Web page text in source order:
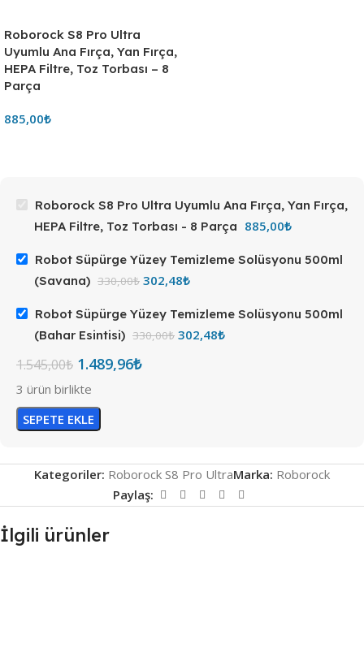
Roborock S8 Pro Ultra
Uyumlu Ana Fırça, Yan Fırça,
HEPA Filtre, Toz Torbası – 8
Parça
885,00₺
Roborock S8 Pro Ultra Uyumlu Ana Fırça, Yan Fırça,
HEPA Filtre, Toz Torbası - 8 Parça 885,00₺
Robot Süpürge Yüzey Temizleme Solüsyonu 500ml
(Savana) 330,00₺ 302,48₺
Robot Süpürge Yüzey Temizleme Solüsyonu 500ml
(Bahar Esintisi) 330,00₺ 302,48₺
1.545,00₺ 1.489,96₺
3 ürün birlikte
SEPETE EKLE
Kategoriler: Roborock S8 Pro UltraMarka: Roborock
Paylaş:
İlgili ürünler